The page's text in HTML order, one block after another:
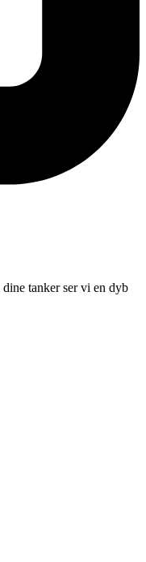
tanker ser vi en dyb